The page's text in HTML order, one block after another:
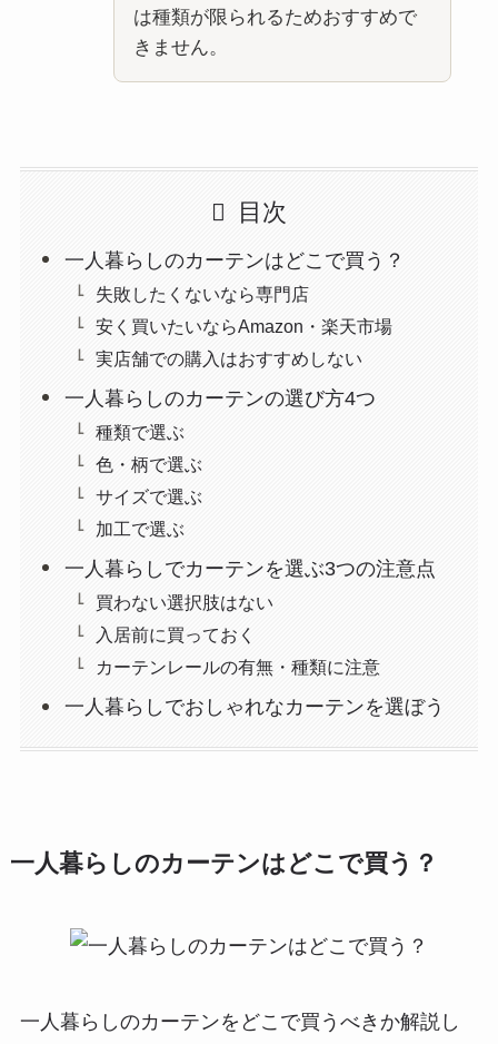
は種類が限られるためおすすめで
きません。
目次
一人暮らしのカーテンはどこで買う？
失敗したくないなら専門店
安く買いたいならAmazon・楽天市場
実店舗での購入はおすすめしない
一人暮らしのカーテンの選び方4つ
種類で選ぶ
色・柄で選ぶ
サイズで選ぶ
加工で選ぶ
一人暮らしでカーテンを選ぶ3つの注意点
買わない選択肢はない
入居前に買っておく
カーテンレールの有無・種類に注意
一人暮らしでおしゃれなカーテンを選ぼう
一人暮らしのカーテンはどこで買う？
一人暮らしのカーテンをどこで買うべきか解説し